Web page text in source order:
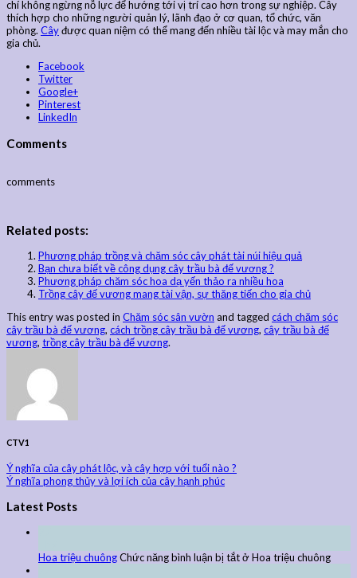
chí không ngừng nỗ lực để hướng tới vị trí cao hơn trong sự nghiệp. Cây
thích hợp cho những người quản lý, lãnh đạo ở cơ quan, tổ chức, văn
phòng. Câyđược quan niệm có thể mang đến nhiều tài lộc và may mắn cho
gia chủ.
Facebook
Twitter
Google+
Pinterest
LinkedIn
Comments
comments
Related posts:
Phương pháp trồng và chăm sóc cây phát tài núi hiệu quả
Bạn chưa biết về công dụng cây trầu bà đế vương ?
Phương pháp chăm sóc hoa dạ yến thảo ra nhiều hoa
Trồng cây đế vương mang tài vận, sự thăng tiến cho gia chủ
This entry was posted in Chăm sóc sân vườn and tagged cách chăm sóc
cây trầu bà đế vương, cách trồng cây trầu bà đế vương, cây trầu bà đế
vương, trồng cây trầu bà đế vương.
CTV1
Ý nghĩa của cây phát lộc, và cây hợp với tuổi nào ?
Ý nghĩa phong thủy và lợi ích của cây hạnh phúc
Latest Posts
Hoa triệu chuôngChức năng bình luận bị tắtở Hoa triệu chuông